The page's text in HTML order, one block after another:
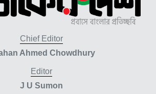
Chief Editor
Ahmed Chowdhury
Editor
J U Sumon